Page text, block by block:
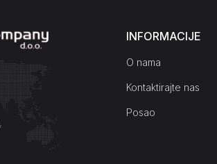
INFORMACIJE
O nama
Kontaktirajte nas
Posao